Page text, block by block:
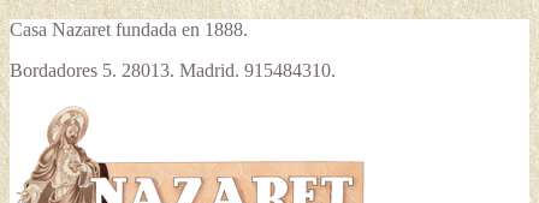
Casa Nazaret fundada en 1888.
Bordadores 5. 28013. Madrid. 915484310.
la
navegación
contenido